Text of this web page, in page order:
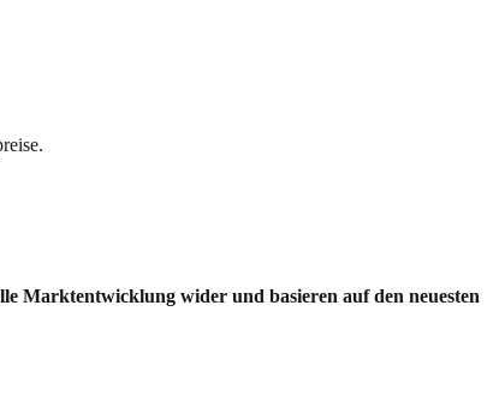
Marktentwicklung wider und basieren auf den neuesten